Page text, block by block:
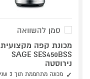
סמן להשוואה
מכונת קפה מקצועית
SAGE SES450BSS
נירוסטה
מכונה מתחממת תוך 3 שניות